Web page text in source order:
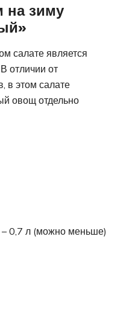
на зиму
салате является
отличии от
в этом салате
овощ отдельно
– 0,7 л (можно меньше)